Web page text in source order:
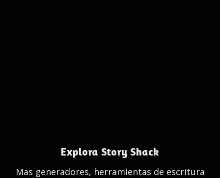
Explora Story Shack
Mas generadores, herramientas de escritura